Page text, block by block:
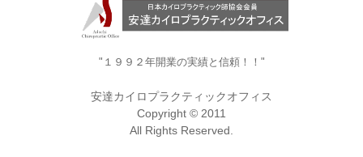
"１９９２年開業の実績と信頼！！"
安達カイロプラクティックオフィス
Copyright © 2011
All Rights Reserved.